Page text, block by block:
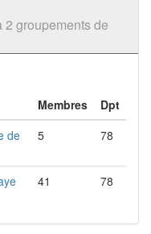
2 groupements de
Membres
Dpt
de
5 78
41 78